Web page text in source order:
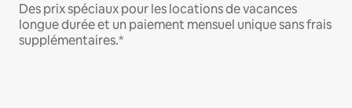
Des prix spéciaux pour les locations de vacances
longue durée et un paiement mensuel unique sans frais
supplémentaires.*